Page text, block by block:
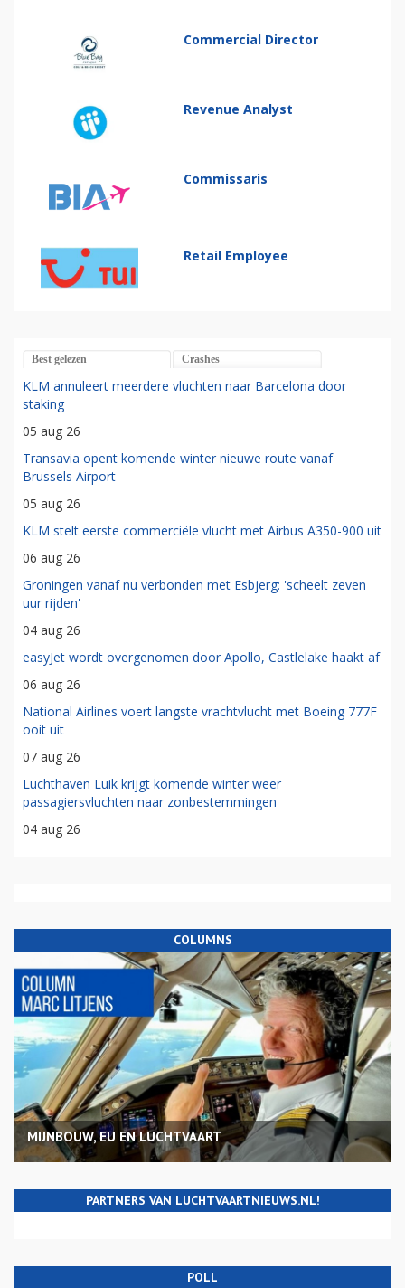
Commercial Director
Revenue Analyst
Commissaris
Retail Employee
Best gelezen Crashes
KLM annuleert meerdere vluchten naar Barcelona door
staking
05 aug 26
Transavia opent komende winter nieuwe route vanaf
Brussels Airport
05 aug 26
KLM stelt eerste commerciële vlucht met Airbus A350-900 uit
06 aug 26
Groningen vanaf nu verbonden met Esbjerg: 'scheelt zeven
uur rijden'
04 aug 26
easyJet wordt overgenomen door Apollo, Castlelake haakt af
06 aug 26
National Airlines voert langste vrachtvlucht met Boeing 777F
ooit uit
07 aug 26
Luchthaven Luik krijgt komende winter weer
passagiersvluchten naar zonbestemmingen
04 aug 26
COLUMNS
MIJNBOUW, EU EN LUCHTVAART
PARTNERS VAN LUCHTVAARTNIEUWS.NL!
POLL